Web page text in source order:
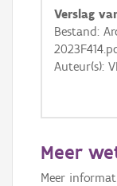
Basis
OSM-
GRB-
GRB-
Verslag
Bestand:
Auteur(s):
Meer
Meer